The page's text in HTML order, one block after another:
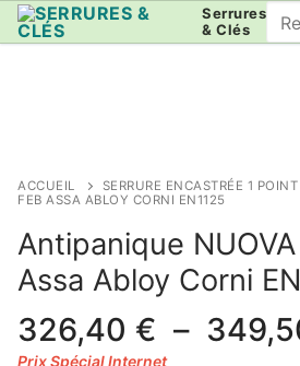
Aller
au
Serrures
& Clés
:
ACCUEIL SERRURE ENCASTRÉE 1 POINT
FEB ASSA ABLOY CORNI EN1125
Antipanique NUOVA
Assa Abloy Corni
326,40 € –